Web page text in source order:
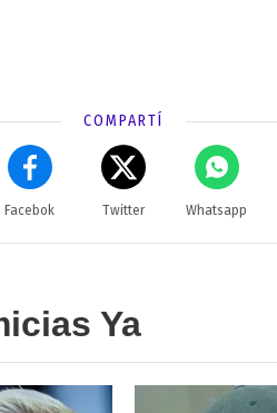
COMPARTÍ
Facebok Twitter Whatsapp
Ya